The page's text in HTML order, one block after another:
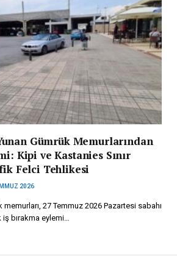
Gümrük Memurlarından
Kipi ve Kastanies Sınır
Felci Tehlikesi
2026
27 Temmuz 2026 Pazartesi sabahı
bırakma eylemi…